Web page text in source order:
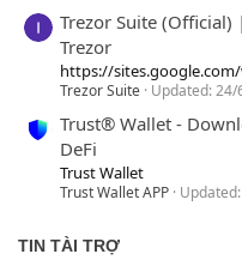
Trezor Suite
Trezor
https://
Trezor Suite Updated:24/
Trust® Wallet -
DeFi
Trust Wallet
Trust Wallet APP Updated: